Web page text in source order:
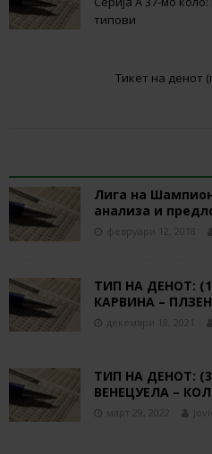
типови
Тикет на денот
Лига на
анализа и
февруари 12, 2018
ТИП НА ДЕНОТ:
КАРВИНА – ПЛЗЕН
декември 18, 2021
ТИП НА ДЕНОТ:
ВЕНЕЦУЕЛА –
март 29, 2022